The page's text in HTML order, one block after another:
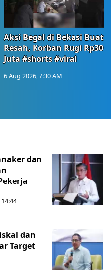
Aksi Begal di Bekasi Buat
Resah, Korban Rugi Rp30
Juta #shorts #viral
6 Aug 2026, 7:30 AM
dan
14:44
dan
Target